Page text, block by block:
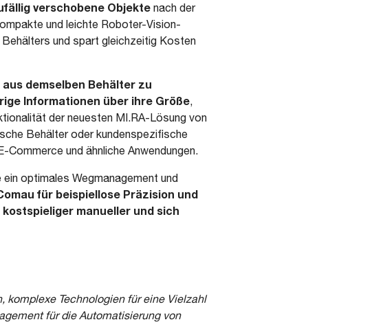
verschobene Objekte nach der
und leichte Roboter-Vision-
und spart gleichzeitig Kosten
demselben Behälter zu
Informationen über ihre Größe,
der neuesten MI.RA-Lösung von
Behälter oder kundenspezifische
und ähnliche Anwendungen.
optimales Wegmanagement und
für beispiellose Präzision und
manueller und sich
komplexe Technologien für eine Vielzahl
für die Automatisierung von